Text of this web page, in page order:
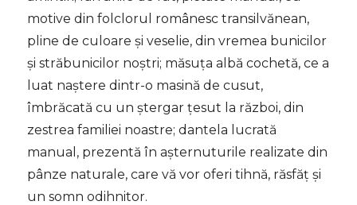
motive din folclorul românesc transilvănean,
pline de culoare și veselie, din vremea bunicilor
și străbunicilor noștri; măsuța albă cochetă, ce a
luat naștere dintr-o masină de cusut,
îmbrăcată cu un ștergar țesut la război, din
zestrea familiei noastre; dantela lucrată
manual, prezentă în așternuturile realizate din
pânze naturale, care vă vor oferi tihnă, răsfăț și
un somn odihnitor.